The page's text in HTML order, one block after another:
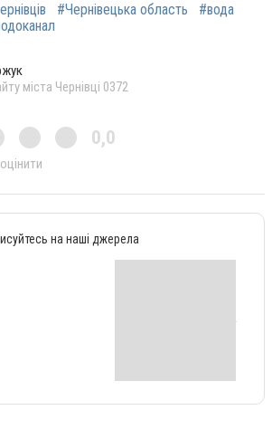
#Чернівецька область
#вода
міста Чернівці 0372
0,0
на наші джерела